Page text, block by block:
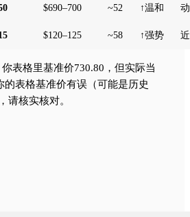
$690–700 ~52 ↑温和
$120–125 ~58 ↑强势
你表格里基准价730.80，但实际当
的表格基准价有误（可能是历史
请核实核对。